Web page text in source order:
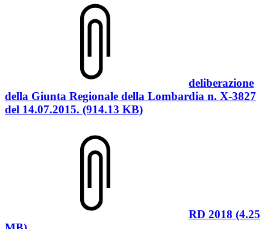
deliberazione
della Giunta Regionale della Lombardia n. X-3827
del 14.07.2015. (914.13 KB)
RD 2018 (4.25